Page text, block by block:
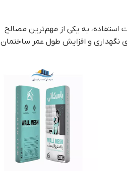
استفاده، به یکی از مهم‌ترین مصالح
نگهداری و افزایش طول عمر ساختمان